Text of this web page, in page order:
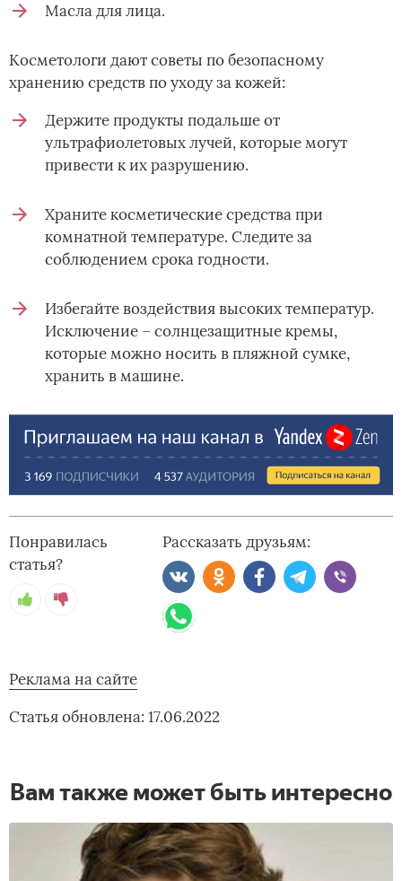
Масла для лица.
Косметологи дают советы по безопасному
хранению средств по уходу за кожей:
Держите продукты подальше от
ультрафиолетовых лучей, которые могут
привести к их разрушению.
Храните косметические средства при
комнатной температуре. Следите за
соблюдением срока годности.
Избегайте воздействия высоких температур.
Исключение – солнцезащитные кремы,
которые можно носить в пляжной сумке,
хранить в машине.
Понравилась
статья?
Рассказать друзьям:
Реклама на сайте
Статья обновлена: 17.06.2022
Вам также может быть интересно